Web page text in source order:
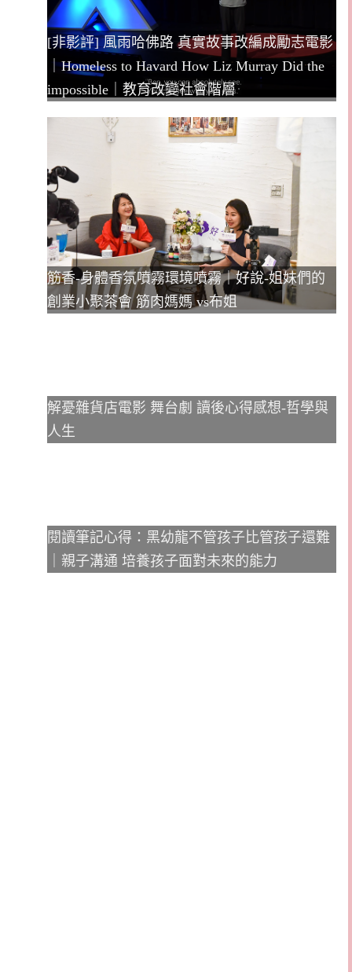
[非影評] 風雨哈佛路 真實故事改編成勵志電影
｜Homeless to Havard How Liz Murray Did the
impossible｜教育改變社會階層
筋香-身體香氛噴霧環境噴霧｜好說-姐妹們的
創業小聚茶會 筋肉媽媽 vs布姐
解憂雜貨店電影 舞台劇 讀後心得感想-哲學與
人生
閱讀筆記心得：黑幼龍不管孩子比管孩子還難
｜親子溝通 培養孩子面對未來的能力